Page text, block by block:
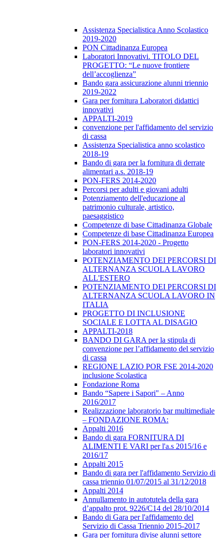
Assistenza Specialistica Anno Scolastico
2019-2020
PON Cittadinanza Europea
Laboratori Innovativi. TITOLO DEL
PROGETTO: “Le nuove frontiere
dell’accoglienza”
Bando gara assicurazione alunni triennio
2019-2022
Gara per fornitura Laboratori didattici
innovativi
APPALTI-2019
convenzione per l'affidamento del servizio
di cassa
Assistenza Specialistica anno scolastico
2018-19
Bando di gara per la fornitura di derrate
alimentari a.s. 2018-19
PON-FERS 2014-2020
Percorsi per adulti e giovani adulti
Potenziamento dell'educazione al
patrimonio culturale, artistico,
paesaggistico
Competenze di base Cittadinanza Globale
Competenze di base Cittadinanza Europea
PON-FERS 2014-2020 - Progetto
laboratori innovativi
POTENZIAMENTO DEI PERCORSI DI
ALTERNANZA SCUOLA LAVORO
ALL'ESTERO
POTENZIAMENTO DEI PERCORSI DI
ALTERNANZA SCUOLA LAVORO IN
ITALIA
PROGETTO DI INCLUSIONE
SOCIALE E LOTTA AL DISAGIO
APPALTI-2018
BANDO DI GARA per la stipula di
convenzione per l’affidamento del servizio
di cassa
REGIONE LAZIO POR FSE 2014-2020
inclusione Scolastica
Fondazione Roma
Bando “Sapere i Sapori" – Anno
2016/2017
Realizzazione laboratorio bar multimediale
– FONDAZIONE ROMA:
Appalti 2016
Bando di gara FORNITURA DI
ALIMENTI E VARI per l'a.s 2015/16 e
2016/17
Appalti 2015
Bando di gara per l'affidamento Servizio di
cassa triennio 01/07/2015 al 31/12/2018
Appalti 2014
Annullamento in autotutela della gara
d’appalto prot. 9226/C14 del 28/10/2014
Bando di Gara per l'affidamento del
Servizio di Cassa Triennio 2015-2017
Gara per fornitura divise alunni settore